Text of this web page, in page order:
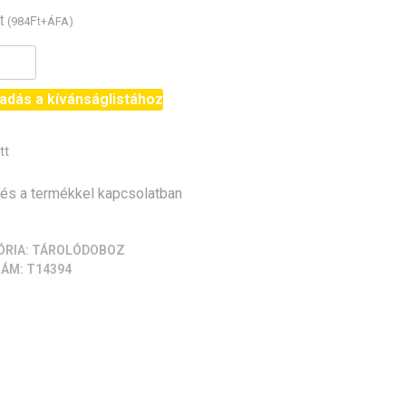
(984Ft+ÁFA)
a kívánságlistához
a termékkel kapcsolatban
TÁROLÓDOBOZ
T14394